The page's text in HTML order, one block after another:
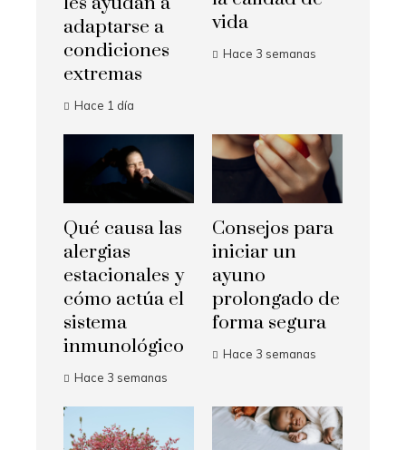
adaptarse a
condiciones
extremas
Hace 1 día
vida
Hace 3 semanas
Qué causa las
alergias
estacionales y
cómo actúa el
sistema
inmunológico
Hace 3 semanas
Consejos para
iniciar un
ayuno
prolongado de
forma segura
Hace 3 semanas